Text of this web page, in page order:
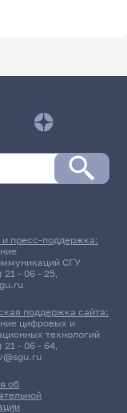
об
и пресс-поддержка:
СГУ
21 - 06 - 25,
поддержка сайта:
цифровых и
технологий
21 - 06 - 64,